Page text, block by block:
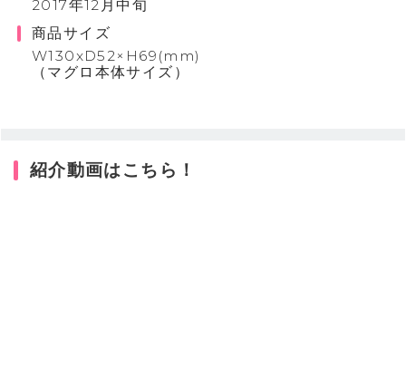
2017年12月中旬
商品サイズ
W130xD52×H69(mm)
（マグロ本体サイズ）
紹介動画はこちら！